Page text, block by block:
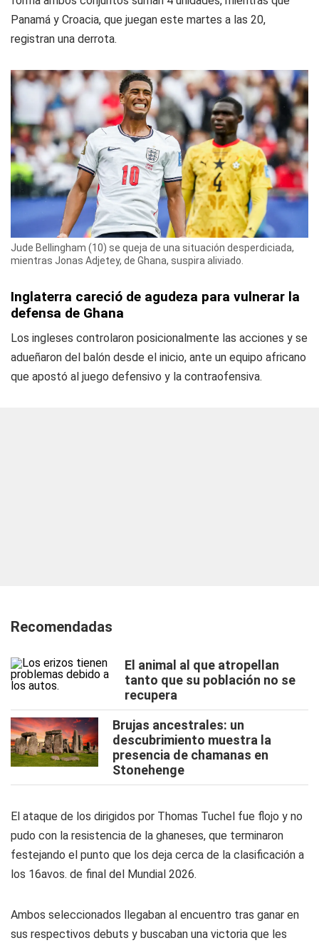
Panamá y Croacia, que juegan este martes a las 20,
registran una derrota.
Jude Bellingham (10) se queja de una situación desperdiciada,
mientras Jonas Adjetey, de Ghana, suspira aliviado.
Inglaterra careció de agudeza para vulnerar la
defensa de Ghana
Los ingleses controlaron posicionalmente las acciones y se
adueñaron del balón desde el inicio, ante un equipo africano
que apostó al juego defensivo y la contraofensiva.
Recomendadas
El animal al que atropellan
tanto que su población no se
recupera
Brujas ancestrales: un
descubrimiento muestra la
presencia de chamanas en
Stonehenge
El ataque de los dirigidos por Thomas Tuchel fue flojo y no
pudo con la resistencia de la ghaneses, que terminaron
festejando el punto que los deja cerca de la clasificación a
los 16avos. de final del Mundial 2026.
Ambos seleccionados llegaban al encuentro tras ganar en
sus respectivos debuts y buscaban una victoria que les